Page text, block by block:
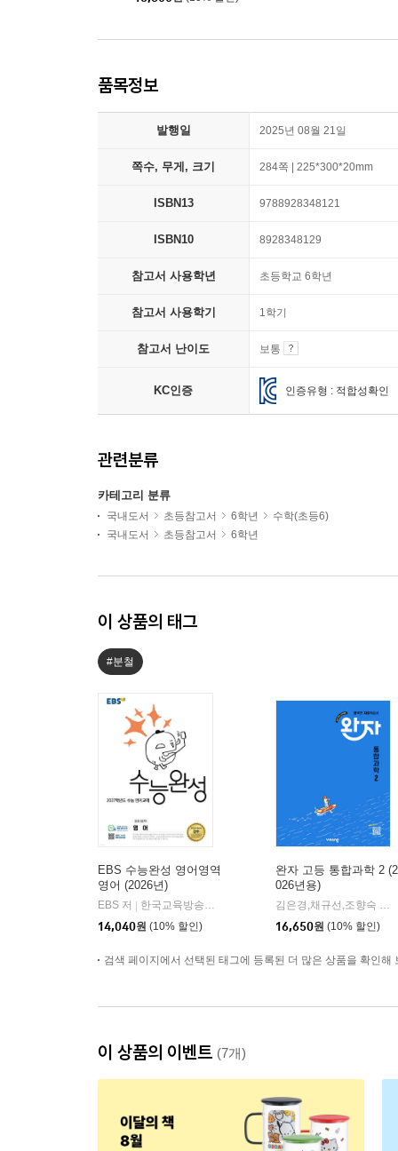
품목정보
발행일 2025년 08월 21일
쪽수, 무게, 크기 284쪽 | 225*300*20mm
ISBN13 9788928348121
ISBN10 8928348129
참고서 사용학년 초등학교 6학년
참고서 사용학기 1학기
참고서 난이도 보통
KC인증 인증유형 : 적합성확인
관련분류
카테고리 분류
국내도서 초등참고서 6학년
수학(초등6)
국내도서
초등참고서 6학년
이 상품의 태그
#분철
EBS 수능완성 영어영역
영어 (2026년)
EBS 저
한국교육방송공사
14,040원 (10% 할인)
완자 고등 통합과학 2 (2
026년용)
김은경,채규선,조향숙 등저
16,650원 (10% 할인)
검색 페이지에서 선택된 태그에 등록된 더 많은 상품을 확인해
이 상품의 이벤트 (7개)